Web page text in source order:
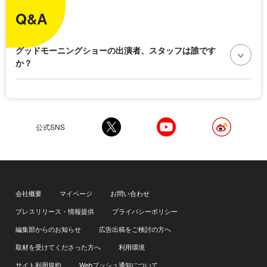
Q&A
グッドモーニングショーの出演者、スタッフは誰です
か？
公式SNS
会社概要 マイページ
お問い合わせ
プレスリリース・情報提供
プライバシーポリシー
編集部からのお知らせ
広告出稿をご検討の方へ
取材を受けてくださった方へ
利用環境
サイト利用規約
Webプッシュ通知について